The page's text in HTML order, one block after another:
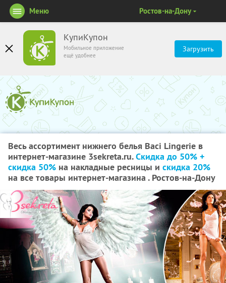
КупиКупон
Мобильное приложение
ещё удобнее
Загрузить
Меню Ростов-на-Дону
Весь ассортимент нижнего белья Вaci Lingerie в
интернет-магазине 3sekreta.ru.Скидка до 50% +
скидка 50% на накладные ресницы и скидка 20%
на все товары интернет-магазина . Ростов-на-Дону